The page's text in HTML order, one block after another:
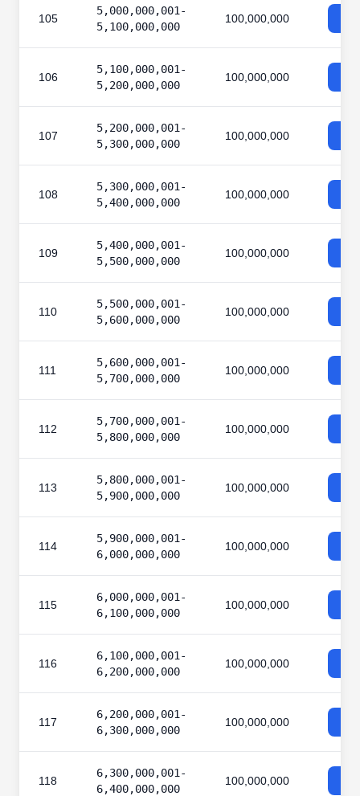
105
5,000,000,001-
5,100,000,000
100,000,000
106
5,100,000,001-
5,200,000,000
100,000,000
107
5,200,000,001-
5,300,000,000
100,000,000
108
5,300,000,001-
5,400,000,000
100,000,000
109
5,400,000,001-
5,500,000,000
100,000,000
110
5,500,000,001-
5,600,000,000
100,000,000
111
5,600,000,001-
5,700,000,000
100,000,000
112
5,700,000,001-
5,800,000,000
100,000,000
113
5,800,000,001-
5,900,000,000
100,000,000
114
5,900,000,001-
6,000,000,000
100,000,000
115
6,000,000,001-
6,100,000,000
100,000,000
116
6,100,000,001-
6,200,000,000
100,000,000
117
6,200,000,001-
6,300,000,000
100,000,000
118
6,300,000,001-
6,400,000,000
100,000,000